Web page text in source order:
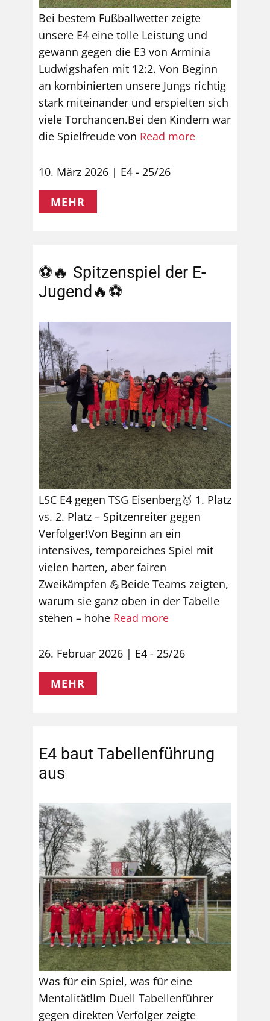
Bei bestem Fußballwetter zeigte
unsere E4 eine tolle Leistung und
gewann gegen die E3 von Arminia
Ludwigshafen mit 12:2. Von Beginn
an kombinierten unsere Jungs richtig
stark miteinander und erspielten sich
viele Torchancen.Bei den Kindern war
die Spielfreude von Read more
10. März 2026 E4 - 25/26
MEHR
⚽🔥 Spitzenspiel der E-
Jugend🔥⚽
LSC E4 gegen TSG Eisenberg🥇 1. Platz
vs. 2. Platz – Spitzenreiter gegen
Verfolger!Von Beginn an ein
intensives, temporeiches Spiel mit
vielen harten, aber fairen
Zweikämpfen 💪Beide Teams zeigten,
warum sie ganz oben in der Tabelle
stehen – hohe Read more
26. Februar 2026 E4 - 25/26
MEHR
E4 baut Tabellenführung
aus
Was für ein Spiel, was für eine
Mentalität!Im Duell Tabellenführer
gegen direkten Verfolger zeigte